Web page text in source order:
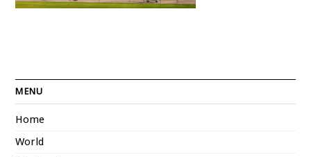
MENU
Home
World